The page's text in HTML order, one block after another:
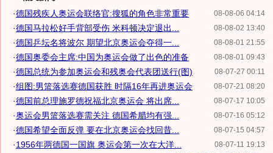
08-08-06 04:14
·德国残疾人奥运会联络官:搜狐的角色非常重要
08-08-02 13:40
·德国马拉松好手背部受伤 米科顿决定退出...
08-08-01 21:55
·德国乒坛名将波尔 期望北京奥运会夺得一...
08-08-01 09:43
·德国奥委会主席:中国为奥运会做了出色的准备
08-07-27 00:11
·德国总统为参加奥运会和残奥会代表团送行(图)
08-07-21 08:20
·组图:男篮落选赛德国获胜 时隔16年再进奥运会
08-07-17 10:05
·德国前总理施罗德祝福北京奥运会 将出席...
08-07-16 05:12
·奥运会男篮落选赛需关注 德国希腊均有强...
08-07-15 04:57
·德国希望全面反弹 要在北京奥运会找回昔...
08-07-11 19:13
·1956年两德国一国旗 奥运会第一次在大洋...